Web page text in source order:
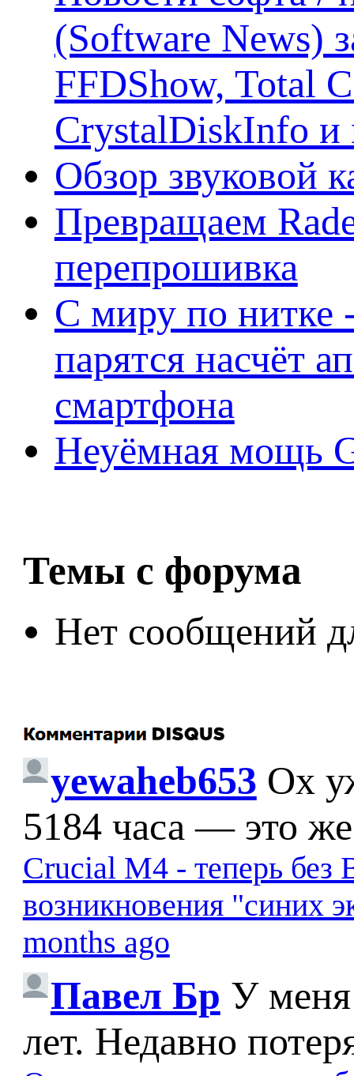
(Software News)
FFDShow, Total
CrystalDiskInfo и
Обзор звуковой
Превращаем
перепрошивка
С миру по нитке
парятся насчёт
смартфона
Неуёмная мощь
Темы с форума
Нет сообщений
yewaheb653 Ох
5184 часа — это
Crucial M4 - теперь без
возникновения "синих
months ago
Павел Бр У меня
лет. Недавно